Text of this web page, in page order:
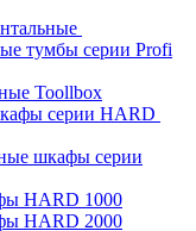
тумбы серии Profi
Toollbox
серии HARD
шкафы серии
HARD 1000
HARD 2000